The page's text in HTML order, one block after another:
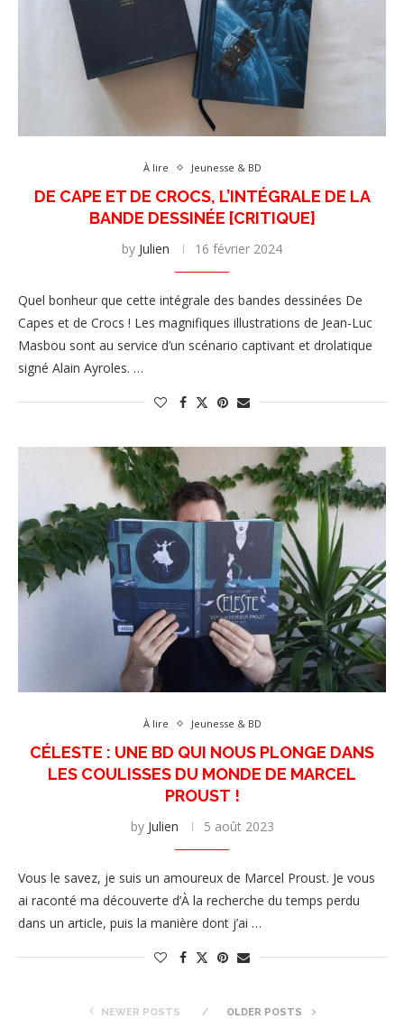
À lire Jeunesse & BD
DE CAPE ET DE CROCS, L’INTÉGRALE DE LA
BANDE DESSINÉE [CRITIQUE]
by Julien 16 février 2024
Quel bonheur que cette intégrale des bandes dessinées De
Capes et de Crocs ! Les magnifiques illustrations de Jean-Luc
Masbou sont au service d’un scénario captivant et drolatique
signé Alain Ayroles. …
À lire Jeunesse & BD
CÉLESTE : UNE BD QUI NOUS PLONGE DANS
LES COULISSES DU MONDE DE MARCEL
PROUST !
by Julien 5 août 2023
Vous le savez, je suis un amoureux de Marcel Proust. Je vous
ai raconté ma découverte d’À la recherche du temps perdu
dans un article, puis la manière dont j’ai …
NEWER POSTS OLDER POSTS